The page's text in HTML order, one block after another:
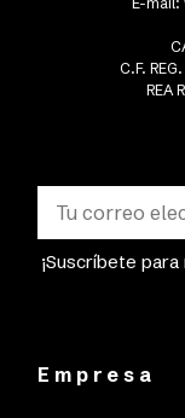
¡Suscríbete
C.F.
REA
Empresa